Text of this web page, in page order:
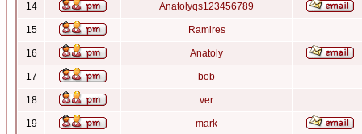
14 Anatolyqs123456789
15 Ramires
16 Anatoly
17 bob
18 ver
19 mark